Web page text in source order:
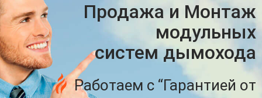
Продажа и Монтаж
модульных
систем дымохода
Работаем с “Гарантией от